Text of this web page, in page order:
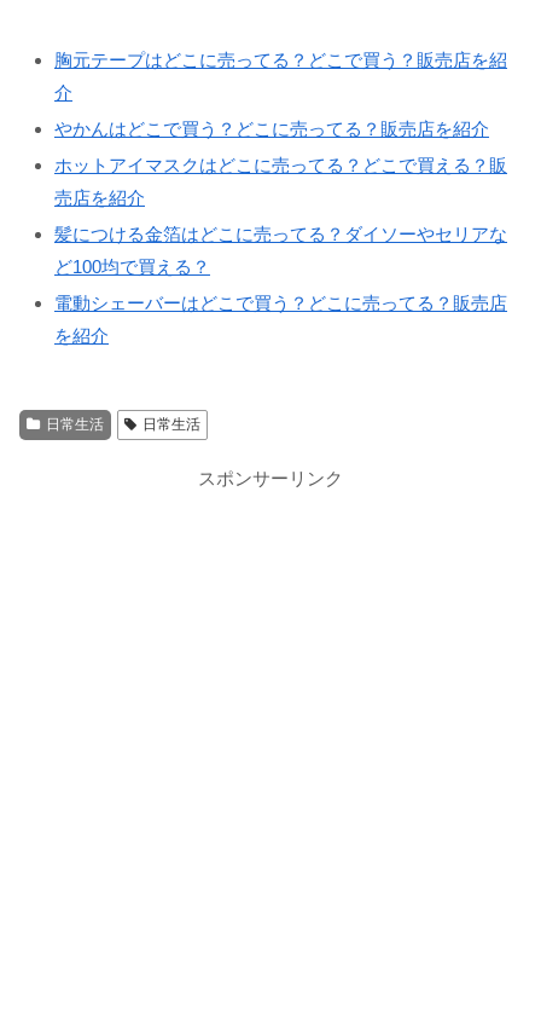
胸元テープはどこに売ってる？どこで買う？販売店を紹
介
やかんはどこで買う？どこに売ってる？販売店を紹介
ホットアイマスクはどこに売ってる？どこで買える？販
売店を紹介
髪につける金箔はどこに売ってる？ダイソーやセリアな
ど100均で買える？
電動シェーバーはどこで買う？どこに売ってる？販売店
を紹介
日常生活 日常生活
スポンサーリンク